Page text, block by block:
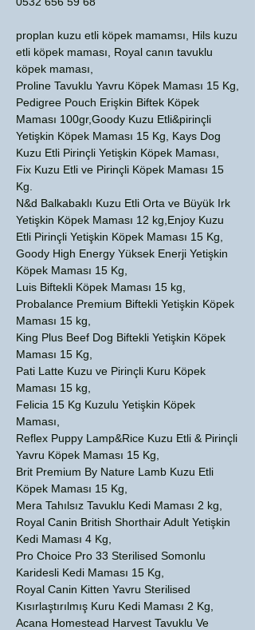
proplan kuzu etli köpek mamamsı, Hils kuzu
etli köpek maması, Royal canın tavuklu
köpek maması,
Proline Tavuklu Yavru Köpek Maması 15 Kg,
Pedigree Pouch Erişkin Biftek Köpek
Maması 100gr,Goody Kuzu Etli&pirinçli
Yetişkin Köpek Maması 15 Kg, Kays Dog
Kuzu Etli Pirinçli Yetişkin Köpek Maması,
Fix Kuzu Etli ve Pirinçli Köpek Maması 15
Kg.
N&d Balkabaklı Kuzu Etli Orta ve Büyük Irk
Yetişkin Köpek Maması 12 kg,Enjoy Kuzu
Etli Pirinçli Yetişkin Köpek Maması 15 Kg,
Goody High Energy Yüksek Enerji Yetişkin
Köpek Maması 15 Kg,
Luis Biftekli Köpek Maması 15 kg,
Probalance Premium Biftekli Yetişkin Köpek
Maması 15 kg,
King Plus Beef Dog Biftekli Yetişkin Köpek
Maması 15 Kg,
Pati Latte Kuzu ve Pirinçli Kuru Köpek
Maması 15 kg,
Felicia 15 Kg Kuzulu Yetişkin Köpek
Maması,
Reflex Puppy Lamp&Rice Kuzu Etli & Pirinçli
Yavru Köpek Maması 15 Kg,
Brit Premium By Nature Lamb Kuzu Etli
Köpek Maması 15 Kg,
Mera Tahılsız Tavuklu Kedi Maması 2 kg,
Royal Canin British Shorthair Adult Yetişkin
Kedi Maması 4 Kg,
Pro Choice Pro 33 Sterilised Somonlu
Karidesli Kedi Maması 15 Kg,
Royal Canin Kitten Yavru Sterilised
Kısırlaştırılmış Kuru Kedi Maması 2 Kg,
Acana Homestead Harvest Tavuklu Ve